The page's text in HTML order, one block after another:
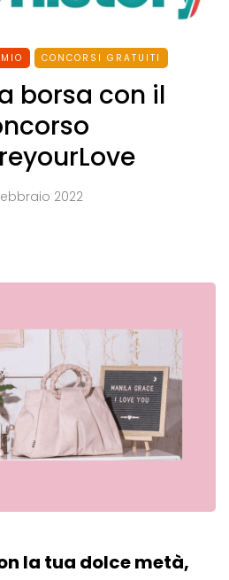
CONCORSI GRATUITI
borsa con il
2022
la tua dolce metà,